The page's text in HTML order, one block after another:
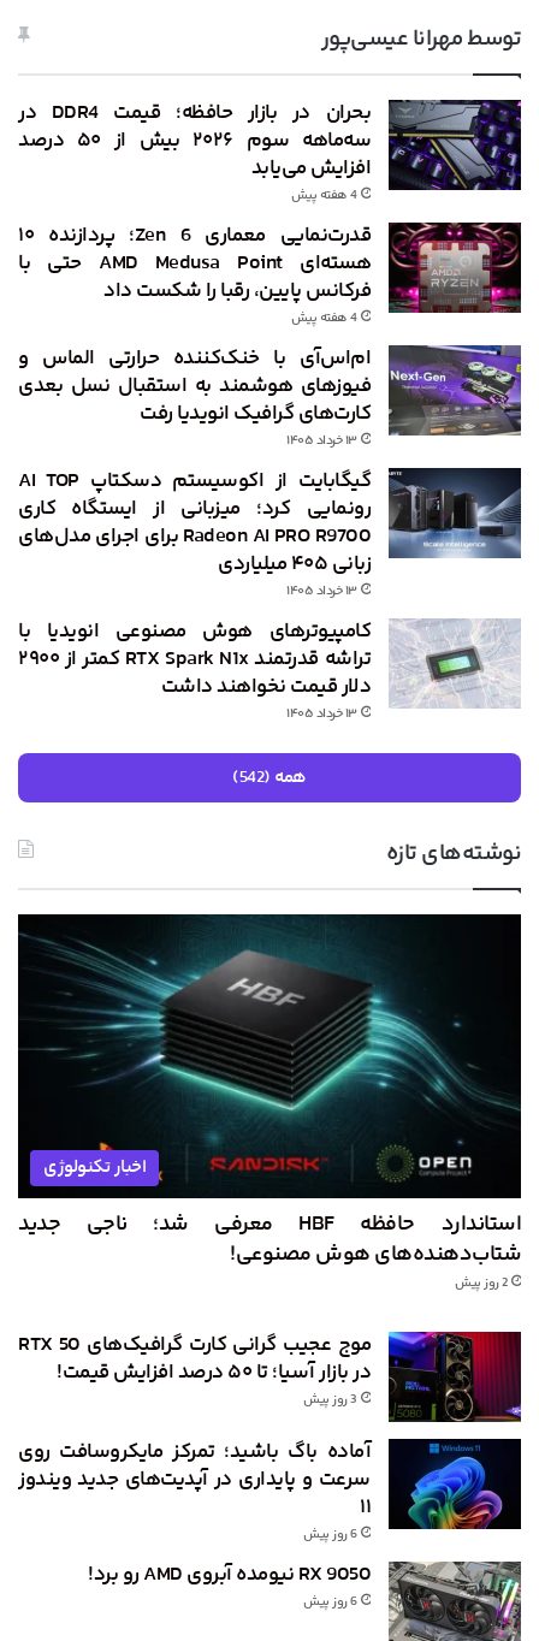
توسط مهرانا عیسی‌پور
بحران در بازار حافظه؛ قیمت DDR4 در
سه‌ماهه سوم ۲۰۲۶ بیش از ۵۰ درصد
افزایش می‌یابد
4 هفته پیش
قدرت‌نمایی معماری Zen 6؛ پردازنده ۱۰
هسته‌ای AMD Medusa Point حتی با
فرکانس پایین، رقبا را شکست داد
4 هفته پیش
ام‌اس‌آی با خنک‌کننده حرارتی الماس و
فیوزهای هوشمند به استقبال نسل بعدی
کارت‌های گرافیک انویدیا رفت
۱۳ خرداد ۱۴۰۵
گیگابایت از اکوسیستم دسکتاپ AI TOP
رونمایی کرد؛ میزبانی از ایستگاه کاری
Radeon AI PRO R9700 برای اجرای مدل‌های
زبانی ۴۰۵ میلیاردی
۱۳ خرداد ۱۴۰۵
کامپیوترهای هوش مصنوعی انویدیا با
تراشه قدرتمند RTX Spark N1x کمتر از ۲۹۰۰
دلار قیمت نخواهند داشت
۱۳ خرداد ۱۴۰۵
همه (542)
نوشته‌های تازه
اخبار تکنولوژی
استاندارد حافظه HBF معرفی شد؛ ناجی جدید
شتاب‌دهنده‌های هوش مصنوعی!
2 روز پیش
موج عجیب گرانی کارت گرافیک‌های RTX 50
در بازار آسیا؛ تا ۵۰ درصد افزایش قیمت!
3 روز پیش
آماده باگ باشید؛ تمرکز مایکروسافت روی
سرعت و پایداری در آپدیت‌های جدید ویندوز
۱۱
6 روز پیش
RX 9050 نیومده آبروی AMD رو برد!
6 روز پیش